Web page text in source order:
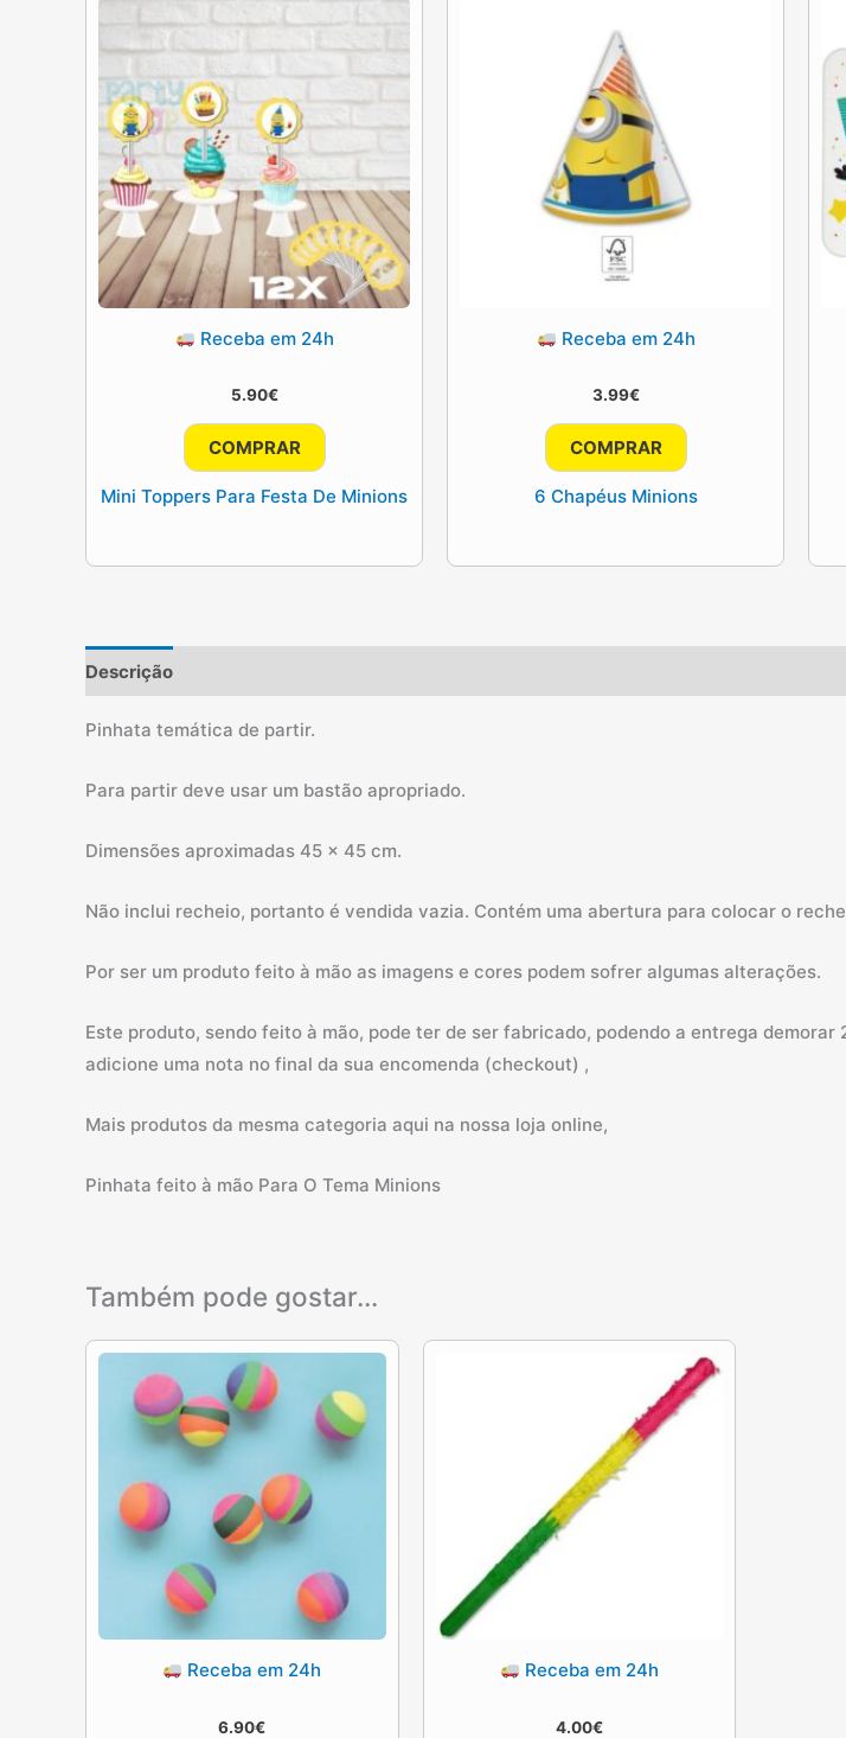
Receba em 24h
5.90€
COMPRAR
Mini Toppers Para Festa De Minions
Receba em 24h
3.99€
COMPRAR
6 Chapéus Minions
Descrição
Pinhata temática de partir.
Para partir deve usar um bastão apropriado.
Dimensões aproximadas 45 x 45 cm.
Não inclui recheio, portanto é vendida vazia. Contém uma abertura para colocar o
Por ser um produto feito à mão as imagens e cores podem sofrer algumas alterações.
Este produto, sendo feito à mão, pode ter de ser fabricado, podendo a entrega
adicione uma nota no final da sua encomenda (checkout) ,
Mais produtos da mesma categoria aqui na nossa loja online,
Pinhata feito à mão Para O Tema Minions
Também pode gostar…
Receba em 24h
6.90€
Receba em 24h
4.00€